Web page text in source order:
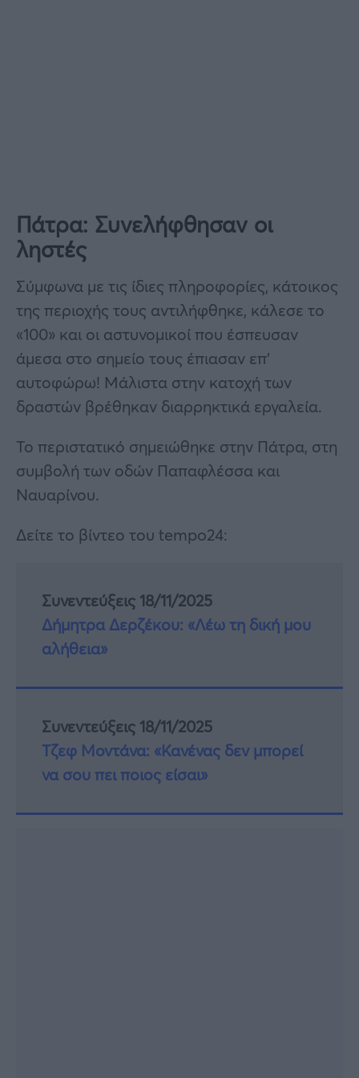
Πάτρα: Συνελήφθησαν οι
ληστές
Σύμφωνα με τις ίδιες πληροφορίες, κάτοικος
της περιοχής τους αντιλήφθηκε, κάλεσε το
«100» και οι αστυνομικοί που έσπευσαν
άμεσα στο σημείο τους έπιασαν επ’
αυτοφώρω! Μάλιστα στην κατοχή των
δραστών βρέθηκαν διαρρηκτικά εργαλεία.
Το περιστατικό σημειώθηκε στην Πάτρα, στη
συμβολή των οδών Παπαφλέσσα και
Ναυαρίνου.
Δείτε το βίντεο του tempo24:
Συνεντεύξεις 18/11/2025
Δήμητρα Δερζέκου: «Λέω τη δική μου
αλήθεια»
Συνεντεύξεις 18/11/2025
Τζεφ Μοντάνα: «Κανένας δεν μπορεί
να σου πει ποιος είσαι»